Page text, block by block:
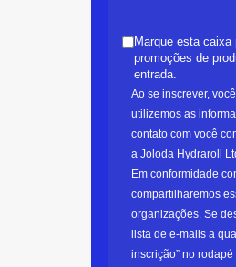
Marque esta
promoções de
entrada.
Ao se inscrever,
utilizemos as
contato com você
a Joloda Hydraroll
Em conformidade
compartilharemos
organizações. Se
lista de e-mails a
inscrição” no